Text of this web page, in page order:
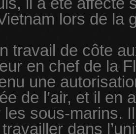
lors de la
travail de côte
en chef de la
une
de l’air, et il en
les sous-marins.
dans